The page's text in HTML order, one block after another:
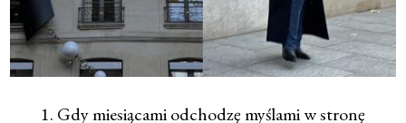
1. Gdy miesiącami odchodzę myślami w stronę